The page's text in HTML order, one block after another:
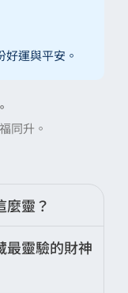
運與平安。
同升。
麼靈？
腰，是西藏
中供奉女財
分明、誠心
最靈驗的財神